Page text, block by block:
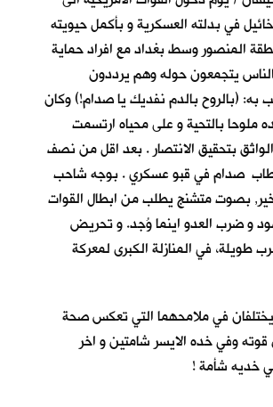
في بدلته العسكرية و بأكمل حيويته
المنصور وسط بغداد مع افراد حماية
يتجمعون حوله وهم يرددون
به: (بالروح بالدم نفديك يا صدام!) وكان
ملوحا بالتحية و على محياه ارتسمت
الواثق بتحقيق الانتصار . بعد اقل من نصف
صدام في قبو عسكري . بوجه شاحب
بصوت متشنج يطلب من ابطال القوات
و ضرب العدو اينما وُجد. و تحريض
طويلة، في المنازلة الكبرى لمعركة
في ملامحهما التي تعكس صحة
وفي خده الايسر شامتين و اخر
خديه شأمة !